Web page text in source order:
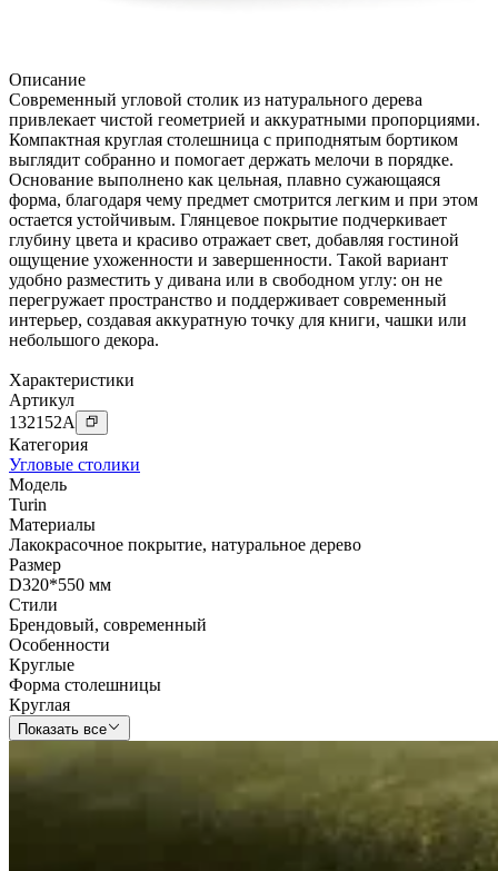
Описание
Современный угловой столик из натурального дерева
привлекает чистой геометрией и аккуратными пропорциями.
Компактная круглая столешница с приподнятым бортиком
выглядит собранно и помогает держать мелочи в порядке.
Основание выполнено как цельная, плавно сужающаяся
форма, благодаря чему предмет смотрится легким и при этом
остается устойчивым. Глянцевое покрытие подчеркивает
глубину цвета и красиво отражает свет, добавляя гостиной
ощущение ухоженности и завершенности. Такой вариант
удобно разместить у дивана или в свободном углу: он не
перегружает пространство и поддерживает современный
интерьер, создавая аккуратную точку для книги, чашки или
небольшого декора.
Характеристики
Артикул
132152A
Категория
Угловые столики
Модель
Turin
Материалы
Лакокрасочное покрытие, натуральное дерево
Размер
D320*550 мм
Стили
Брендовый, современный
Особенности
Круглые
Форма столешницы
Круглая
Показать все